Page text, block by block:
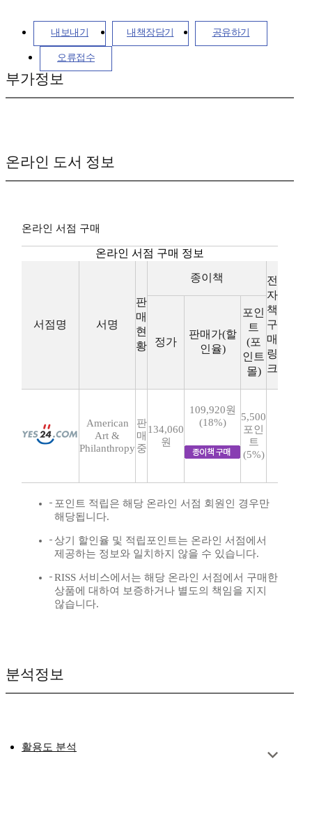
내보내기 내책장담기 공유하기
오류접수
부가정보
온라인 도서 정보
온라인 서점 구매
온라인 서점 구매 정보
서점명 서명
판
매
현
황
종이책
전
자
책
구
매
링
크
정가
판매가(할
인율)
포인
트
(포
인트
몰)
American
Art &
Philanthropy
판
매
중
134,060
원
109,920원
(18%)
5,500
포인
트
(5%)
포인트 적립은 해당 온라인 서점 회원인 경우만
해당됩니다.
상기 할인율 및 적립포인트는 온라인 서점에서
제공하는 정보와 일치하지 않을 수 있습니다.
RISS 서비스에서는 해당 온라인 서점에서 구매한
상품에 대하여 보증하거나 별도의 책임을 지지
않습니다.
분석정보
활용도 분석